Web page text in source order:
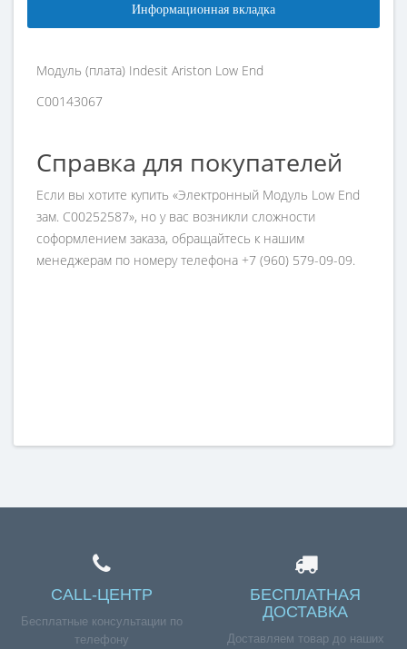
Информационная вкладка
Модуль (плата) Indesit Ariston Low End
C00143067
Справка для покупателей
Если вы хотите купить «Электронный Модуль Low End
зам. C00252587», но у вас возникли сложности
соформлением заказа, обращайтесь к нашим
менеджерам по номеру телефона +7 (960) 579-09-09.
CALL-ЦЕНТР
Бесплатные консультации по
телефону
БЕСПЛАТНАЯ
ДОСТАВКА
Доставляем товар до наших